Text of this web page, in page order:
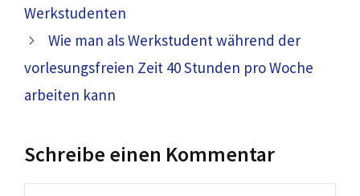
Werkstudenten
Wie man als Werkstudent während der
vorlesungsfreien Zeit 40 Stunden pro Woche
arbeiten kann
Schreibe einen Kommentar